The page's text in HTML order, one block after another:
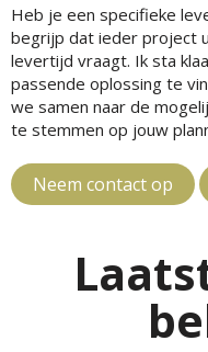
Heb je een specifieke
begrijp dat ieder project
levertijd vraagt. Ik sta
passende oplossing te
we samen naar de
te stemmen op jouw
Neem contact op